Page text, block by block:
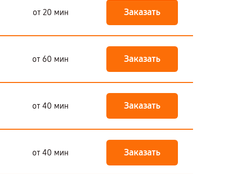
от 20 мин Заказать
от 60 мин Заказать
от 40 мин Заказать
от 40 мин Заказать